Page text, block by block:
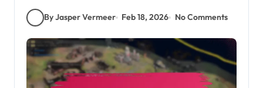
By Jasper Vermeer Feb 18, 2026 No Comments